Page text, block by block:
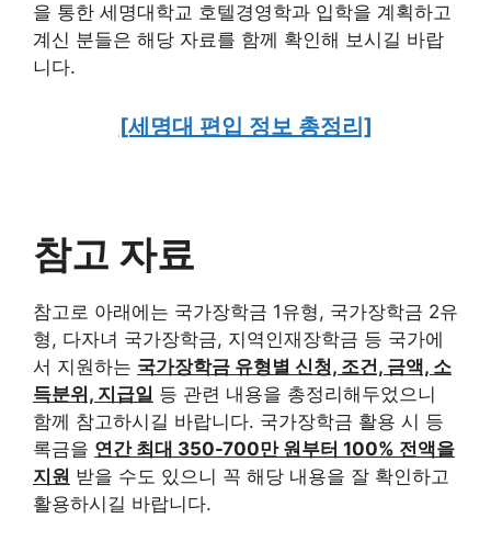
을 통한 세명대학교 호텔경영학과 입학을 계획하고
계신 분들은 해당 자료를 함께 확인해 보시길 바랍
니다.
[세명대 편입 정보 총정리]
참고 자료
참고로 아래에는 국가장학금 1유형, 국가장학금 2유
형, 다자녀 국가장학금, 지역인재장학금 등 국가에
서 지원하는 국가장학금 유형별 신청, 조건, 금액, 소
득분위, 지급일 등 관련 내용을 총정리해두었으니
함께 참고하시길 바랍니다. 국가장학금 활용 시 등
록금을 연간 최대 350-700만 원부터 100% 전액을
지원 받을 수도 있으니 꼭 해당 내용을 잘 확인하고
활용하시길 바랍니다.